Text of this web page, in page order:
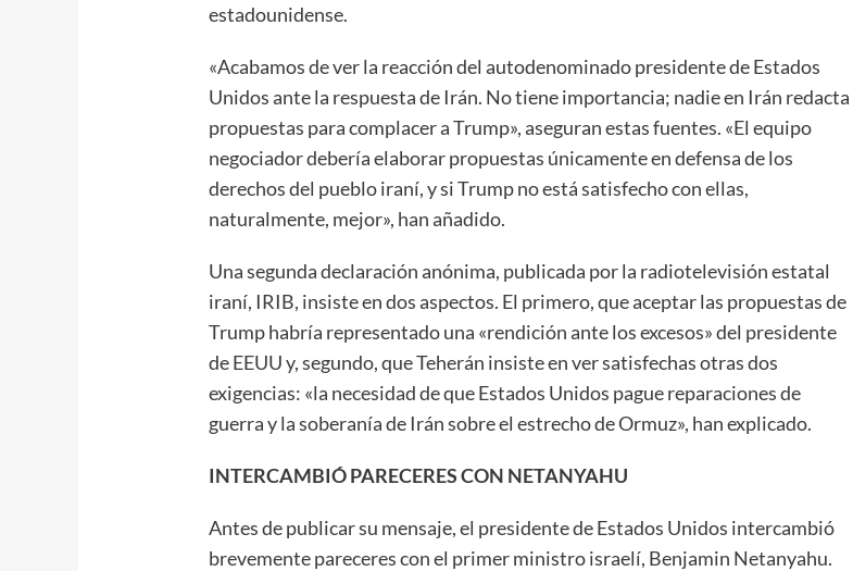
estadounidense.
«Acabamos de ver la reacción del autodenominado presidente de Estados
Unidos ante la respuesta de Irán. No tiene importancia; nadie en Irán redacta
propuestas para complacer a Trump», aseguran estas fuentes. «El equipo
negociador debería elaborar propuestas únicamente en defensa de los
derechos del pueblo iraní, y si Trump no está satisfecho con ellas,
naturalmente, mejor», han añadido.
Una segunda declaración anónima, publicada por la radiotelevisión estatal
iraní, IRIB, insiste en dos aspectos. El primero, que aceptar las propuestas de
Trump habría representado una «rendición ante los excesos» del presidente
de EEUU y, segundo, que Teherán insiste en ver satisfechas otras dos
exigencias: «la necesidad de que Estados Unidos pague reparaciones de
guerra y la soberanía de Irán sobre el estrecho de Ormuz», han explicado.
INTERCAMBIÓ PARECERES CON NETANYAHU
Antes de publicar su mensaje, el presidente de Estados Unidos intercambió
brevemente pareceres con el primer ministro israelí, Benjamin Netanyahu.